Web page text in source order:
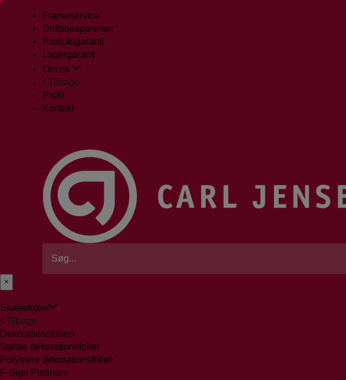
Fræseservice
Driftsbesparelser
Produktgaranti
Lagergaranti
Om os
Tilbage
Profil
Kontakt
Skærefolier
Tilbage
Dekorationsfolier
Støbte dekorationsfolier
Polymere dekorationsfolie
F-Sign Platinum